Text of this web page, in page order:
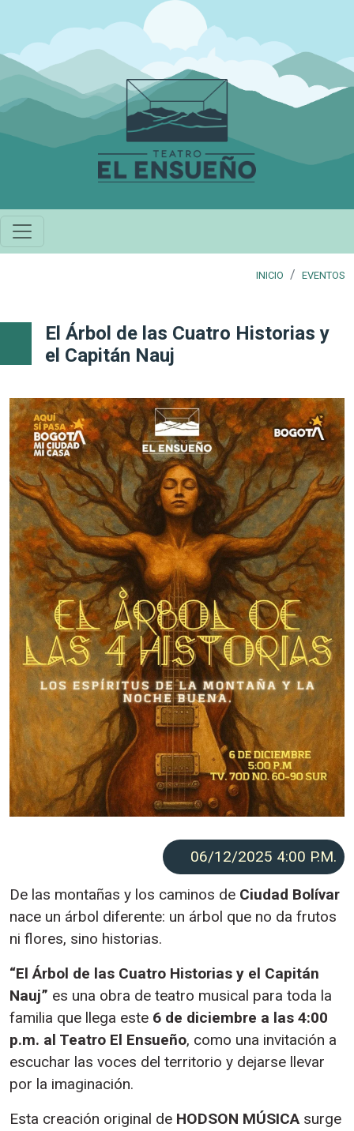
Pasar al contenido principal
INICIO EVENTOS
El Árbol de las Cuatro Historias y
el Capitán Nauj
06/12/2025 4:00 P.M.
De las montañas y los caminos de Ciudad Bolívar
nace un árbol diferente: un árbol que no da frutos
ni flores, sino historias.
“El Árbol de las Cuatro Historias y el Capitán
Nauj” es una obra de teatro musical para toda la
familia que llega este 6 de diciembre a las 4:00
p.m. al Teatro El Ensueño, como una invitación a
escuchar las voces del territorio y dejarse llevar
por la imaginación.
Esta creación original de HODSON MÚSICA surge